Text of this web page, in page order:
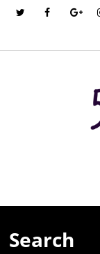
Search